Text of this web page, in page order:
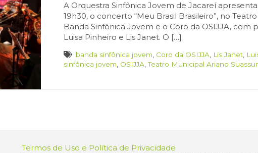
A Orquestra Sinfônica Jovem de Jacareí
19h30, o concerto “Meu Brasil Brasileiro”, no
Banda Sinfônica Jovem e o Coro da OSIJJA, com
Luisa Pinheiro e Lis Janet. O […]
banda sinfônica jovem Coro da OSIJJA Lis Janet
sinfônica jovem OSIJJA ,Teatro Municipal Ariano
Termos de Uso e Política de Privacidade